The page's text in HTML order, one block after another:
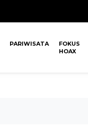
PARIWISATA
FOKUS
HOAX